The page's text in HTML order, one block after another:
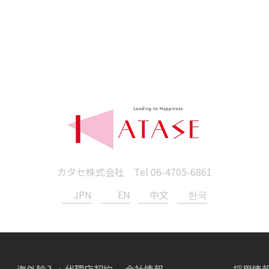
カタセ株式会社 Tel 06-4705-6861
JPN
EN 中文 한국